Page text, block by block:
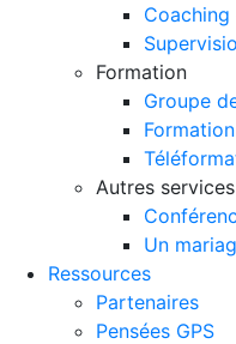
Formation
Groupe
Autres services
Un
Ressources
Partenaires
Pensées GPS